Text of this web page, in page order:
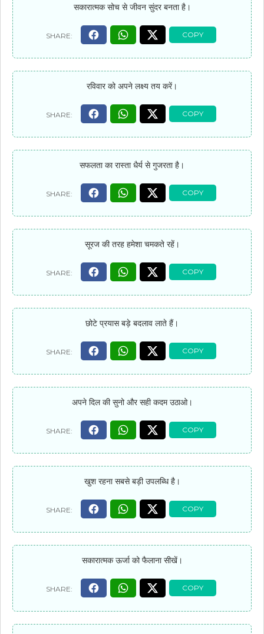
सकारात्मक सोच से जीवन सुंदर बनता है।
रविवार को अपने लक्ष्य तय करें।
सफलता का रास्ता धैर्य से गुजरता है।
सूरज की तरह हमेशा चमकते रहें।
छोटे प्रयास बड़े बदलाव लाते हैं।
अपने दिल की सुनो और सही कदम उठाओ।
खुश रहना सबसे बड़ी उपलब्धि है।
सकारात्मक ऊर्जा को फैलाना सीखें।